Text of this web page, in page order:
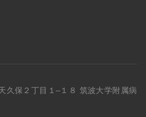
久保２丁目１–１８ 筑波大学附属病